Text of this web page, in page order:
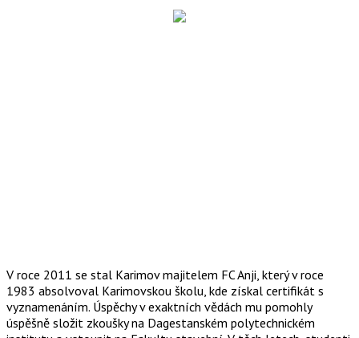
V roce 2011 se stal Karimov majitelem FC Anji, který v roce
1983 absolvoval Karimovskou školu, kde získal certifikát s
vyznamenáním. Úspěchy v exaktních vědách mu pomohly
úspěšně složit zkoušky na Dagestanském polytechnickém